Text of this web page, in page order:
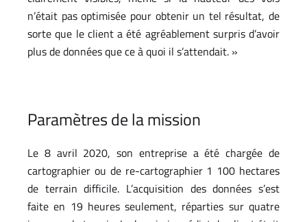
n’était pas optimisée pour obtenir un tel résultat, de
sorte que le client a été agréablement surpris d’avoir
plus de données que ce à quoi il s’attendait. »
Paramètres de la mission
Le 8 avril 2020, son entreprise a été chargée de
cartographier ou de re-cartographier 1 100 hectares
de terrain difficile. L’acquisition des données s’est
faite en 19 heures seulement, réparties sur quatre